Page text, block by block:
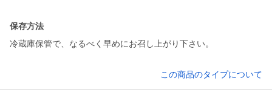
保存方法
冷蔵庫保管で、なるべく早めにお召し上がり下さい。
この商品のタイプについて